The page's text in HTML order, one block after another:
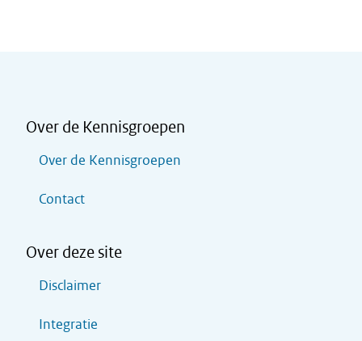
Over de Kennisgroepen
Over de Kennisgroepen
Contact
Over deze site
Disclaimer
Integratie